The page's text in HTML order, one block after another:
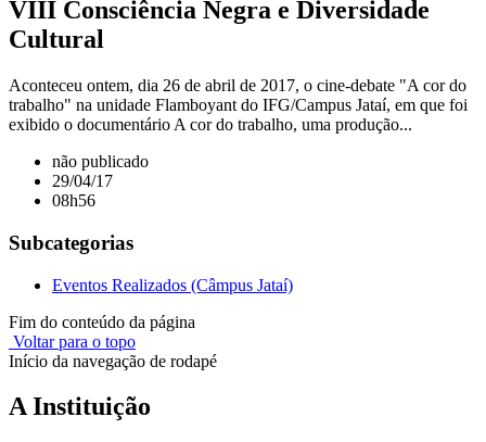
VIII Consciência Negra e Diversidade
Cultural
Aconteceu ontem, dia 26 de abril de 2017, o cine-debate "A cor do
trabalho" na unidade Flamboyant do IFG/Campus Jataí, em que foi
exibido o documentário A cor do trabalho, uma produção...
não publicado
29/04/17
08h56
Subcategorias
Eventos Realizados (Câmpus Jataí)
Fim do conteúdo da página
Voltar para o topo
Início da navegação de rodapé
A Instituição